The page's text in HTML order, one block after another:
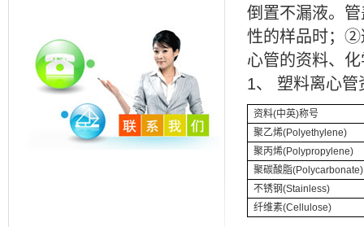
倒置不漏液。
性的样品时；②
心管的资料、
1、 塑料离心管
资料(中英)称号
聚乙烯(Polyethylene)
聚丙烯(Polypropylene)
聚碳酸脂(Polycarbonate)
不锈钢(Stainless)
纤维素(Cellulose)